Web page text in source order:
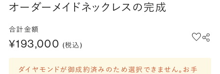
オーダーメイドネックレスの完成
合計金額
¥193,000 (税込)
ダイヤモンドが御成約済みのため選択できません。お手